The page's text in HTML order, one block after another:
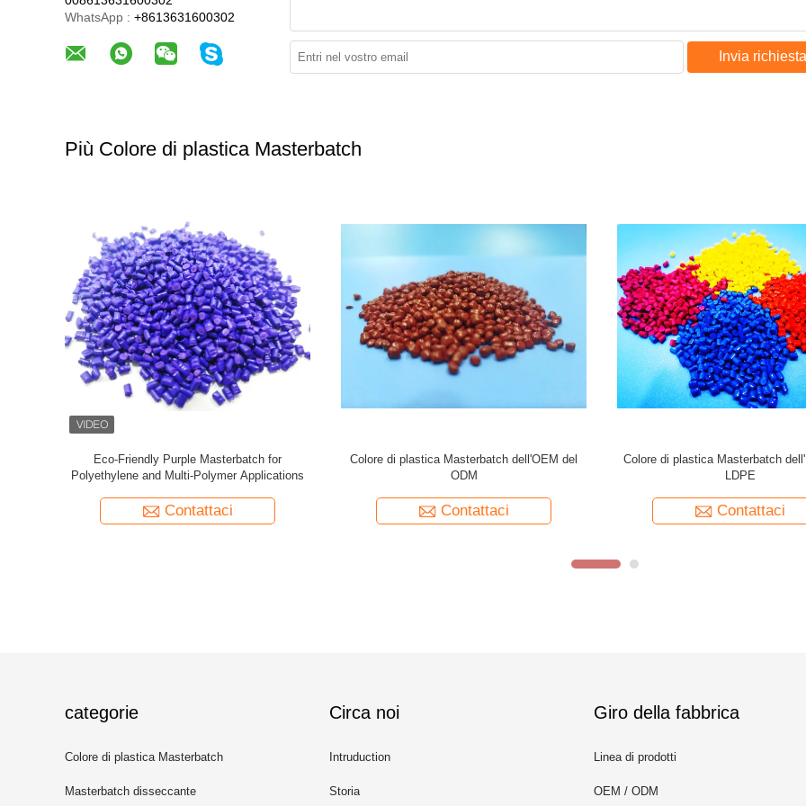
WhatsApp : +8613631600302
Invia richiesta
Più Colore di plastica Masterbatch
Il nero giallo blu rosso su ordine di
Masterbatch di colore di plastica del pigmento
Contattaci
Chili Red Plastic Color Masterbatch per i
prodotti dello stampaggio ad iniezione
Contattaci
Trasportatore porpora
per gli strati di salto del tubo di
Contattaci
categorie
Colore di plastica Masterbatch
Masterbatch disseccante
Circa noi
Intruduction
Storia
Giro della fabbrica
Linea di prodotti
OEM / ODM